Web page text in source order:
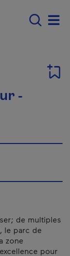
-
-
de multiples
le parc de
zone
pour